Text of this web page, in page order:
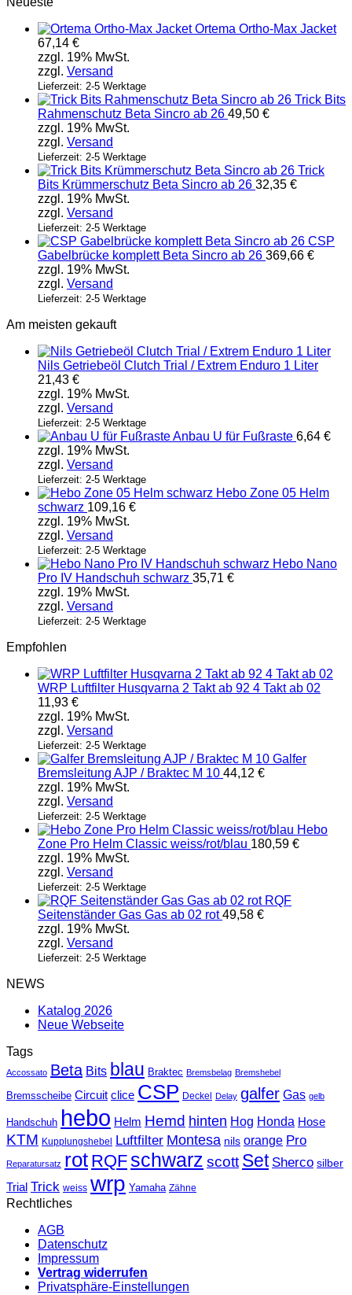
Ortema Ortho-Max Jacket
67,14 €
zzgl. 19% MwSt.
zzgl. Versand
Lieferzeit: 2-5 Werktage
Trick Bits
Rahmenschutz Beta Sincro ab 26 49,50 €
zzgl. 19% MwSt.
zzgl. Versand
Lieferzeit: 2-5 Werktage
Trick
Bits Krümmerschutz Beta Sincro ab 26 32,35 €
zzgl. 19% MwSt.
zzgl. Versand
Lieferzeit: 2-5 Werktage
CSP
Gabelbrücke komplett Beta Sincro ab 26 369,66 €
zzgl. 19% MwSt.
zzgl. Versand
Lieferzeit: 2-5 Werktage
Am meisten gekauft
Nils Getriebeöl Clutch Trial / Extrem Enduro 1 Liter
21,43 €
zzgl. 19% MwSt.
zzgl. Versand
Lieferzeit: 2-5 Werktage
Anbau U für Fußraste 6,64 €
zzgl. 19% MwSt.
zzgl. Versand
Lieferzeit: 2-5 Werktage
Hebo Zone 05 Helm
schwarz 109,16 €
zzgl. 19% MwSt.
zzgl. Versand
Lieferzeit: 2-5 Werktage
Hebo Nano
Pro IV Handschuh schwarz 35,71 €
zzgl. 19% MwSt.
zzgl. Versand
Lieferzeit: 2-5 Werktage
Empfohlen
WRP Luftfilter Husqvarna 2 Takt ab 92 4 Takt ab 02
11,93 €
zzgl. 19% MwSt.
zzgl. Versand
Lieferzeit: 2-5 Werktage
Galfer
Bremsleitung AJP / Braktec M 10 44,12 €
zzgl. 19% MwSt.
zzgl. Versand
Lieferzeit: 2-5 Werktage
Hebo
Zone Pro Helm Classic weiss/rot/blau 180,59 €
zzgl. 19% MwSt.
zzgl. Versand
Lieferzeit: 2-5 Werktage
RQF
Seitenständer Gas Gas ab 02 rot 49,58 €
zzgl. 19% MwSt.
zzgl. Versand
Lieferzeit: 2-5 Werktage
NEWS
Katalog 2026
Neue Webseite
Tags
Accossato Beta Bits blau Braktec Bremsbelag Bremshebel
Bremsscheibe Circuit clice CSP Deckel Delay galfer Gas gelb
Handschuh hebo Helm Hemd hinten Hog Honda Hose
KTM Kupplungshebel Luftfilter Montesa nils orange Pro
Reparatursatz rot RQF schwarz scott Set Sherco silber
Trial Trick weiss wrp Yamaha Zähne
Rechtliches
AGB
Datenschutz
Impressum
Vertrag widerrufen
Privatsphäre-Einstellungen